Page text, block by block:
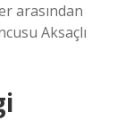
arasından
Aksaçlı